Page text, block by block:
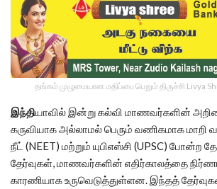
தங்கம் முழுமையான மதிப்பை பெறும் திருச்சி Livya
இந்தியாவில் இன்று கல்வி மாணவர்களின்
கருவியாக அல்லாமல் பெரும் வணிகமாக மாறி
நீட் (NEET) மற்றும் யுபிஎஸ்சி (UPSC) போன்ற
தேர்வுகள், மாணவர்களின் எதிர்காலத்தை
காரணியாக உருவெடுத்துள்ளன. இந்தத்